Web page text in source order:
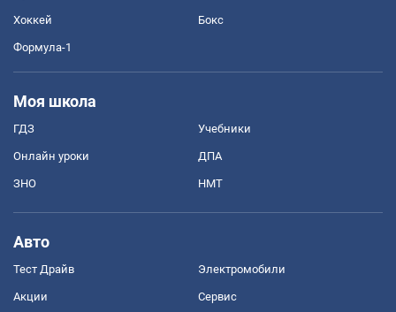
Хоккей Бокс
Формула-1
Моя школа
ГДЗ Учебники
Онлайн уроки ДПА
ЗНО НМТ
Авто
Тест Драйв Электромобили
Акции Сервис